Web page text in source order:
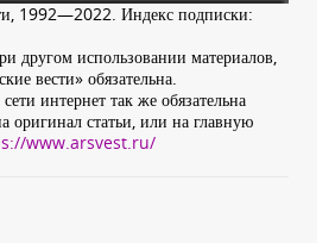
1992—2022. Индекс подписки:
другом использовании материалов,
вести» обязательна.
интернет так же обязательна
оригинал статьи, или на главную
www.arsvest.ru/